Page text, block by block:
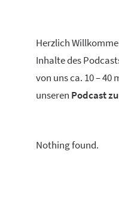
Herzlich
Inhalte des
von uns ca. 10 –
unseren Podcast
Nothing found.